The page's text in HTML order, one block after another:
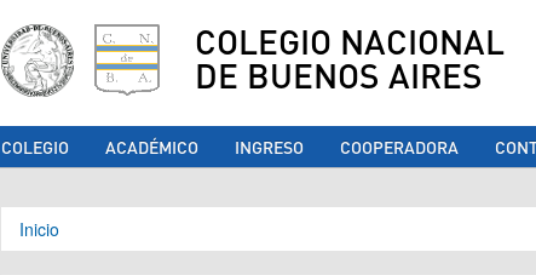
COLEGIO NACIONAL
DE BUENOS AIRES
COLEGIO ACADÉMICO INGRESO COOPERADORA
Se encuentra usted aquí
Inicio